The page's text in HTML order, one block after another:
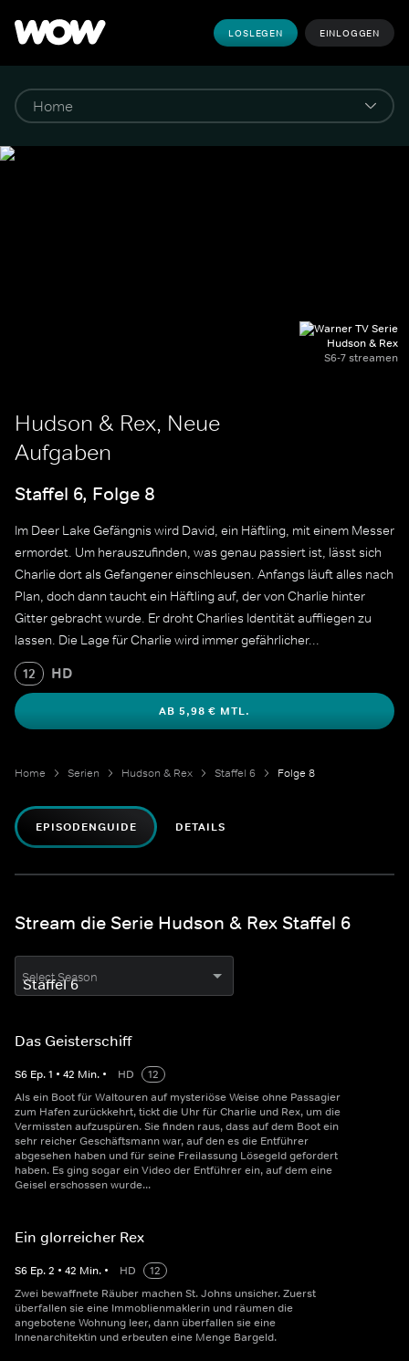
LOSLEGEN EINLOGGEN
Hudson & Rex
S6-7 streamen
Hudson & Rex, Neue
Aufgaben
Staffel 6, Folge 8
Im Deer Lake Gefängnis wird David, ein Häftling, mit einem Messer
ermordet. Um herauszufinden, was genau passiert ist, lässt sich
Charlie dort als Gefangener einschleusen. Anfangs läuft alles nach
Plan, doch dann taucht ein Häftling auf, der von Charlie hinter
Gitter gebracht wurde. Er droht Charlies Identität auffliegen zu
lassen. Die Lage für Charlie wird immer gefährlicher...
12 HD
AB 5,98 € MTL.
Home Serien Hudson & Rex Staffel 6 Folge 8
EPISODENGUIDE DETAILS
Stream die Serie Hudson & Rex Staffel 6
Select Season
Das Geisterschiff
S6 Ep.1 • 42 Min. • HD
12
Als ein Boot für Waltouren auf mysteriöse Weise ohne Passagier
zum Hafen zurückkehrt, tickt die Uhr für Charlie und Rex, um die
Vermissten aufzuspüren. Sie finden raus, dass auf dem Boot ein
sehr reicher Geschäftsmann war, auf den es die Entführer
abgesehen haben und für seine Freilassung Lösegeld gefordert
haben. Es ging sogar ein Video der Entführer ein, auf dem eine
Geisel erschossen wurde...
Ein glorreicher Rex
S6 Ep.2 • 42 Min. • HD
12
Zwei bewaffnete Räuber machen St. Johns unsicher. Zuerst
überfallen sie eine Immoblienmaklerin und räumen die
angebotene Wohnung leer, dann überfallen sie eine
Innenarchitektin und erbeuten eine Menge Bargeld.